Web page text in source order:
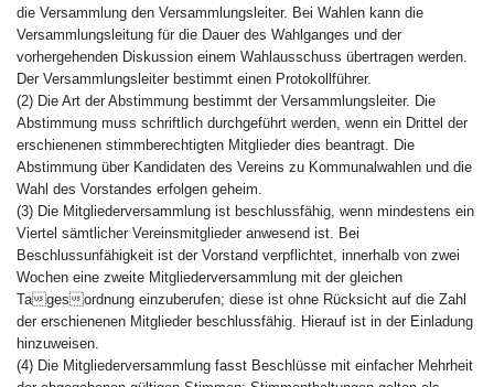
die Versammlung den Versammlungsleiter. Bei Wahlen kann die
Versammlungsleitung für die Dauer des Wahlganges und der
vorhergehenden Diskussion einem Wahlausschuss übertragen werden.
Der Versammlungsleiter bestimmt einen Protokollführer.
(2) Die Art der Abstimmung bestimmt der Versammlungsleiter. Die
Abstimmung muss schriftlich durchgeführt werden, wenn ein Drittel der
erschienenen stimmberechtigten Mitglieder dies beantragt. Die
Abstimmung über Kandidaten des Vereins zu Kommunalwahlen und die
Wahl des Vorstandes erfolgen geheim.
(3) Die Mitgliederversammlung ist beschlussfähig, wenn mindestens ein
Viertel sämtlicher Vereinsmitglieder anwesend ist. Bei
Beschlussunfähigkeit ist der Vorstand verpflichtet, innerhalb von zwei
Wochen eine zweite Mitgliederversammlung mit der gleichen
Tagesordnung einzuberufen; diese ist ohne Rücksicht auf die Zahl
der erschienenen Mitglieder beschlussfähig. Hierauf ist in der Einladung
hinzuweisen.
(4) Die Mitgliederversammlung fasst Beschlüsse mit einfacher Mehrheit